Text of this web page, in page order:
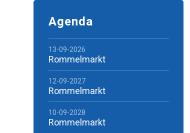
Agenda
13-09-2026
Rommelmarkt
12-09-2027
Rommelmarkt
10-09-2028
Rommelmarkt